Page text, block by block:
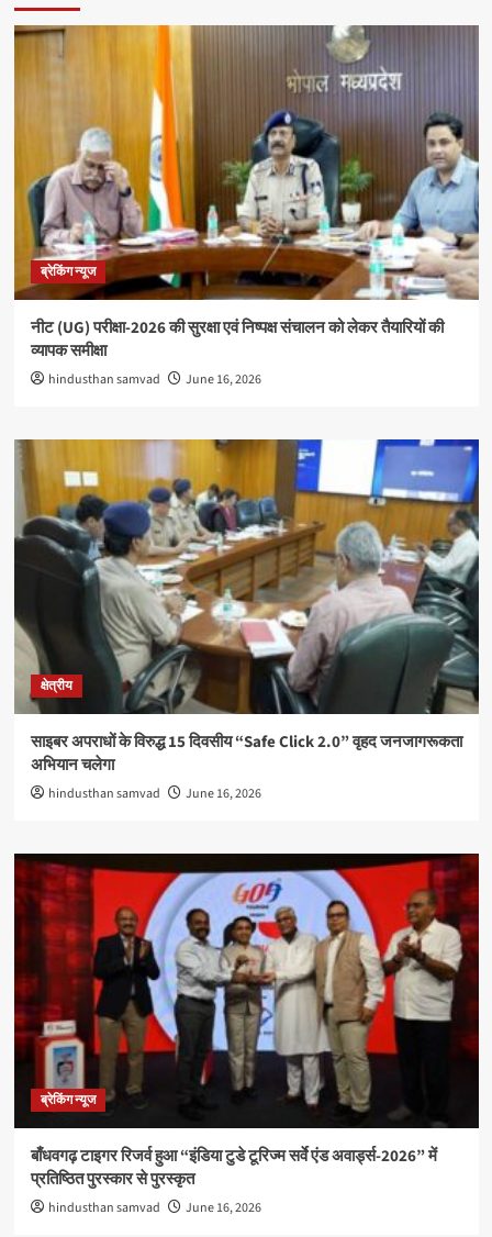
ब्रेकिंग न्यूज
नीट (UG) परीक्षा-2026 की सुरक्षा एवं निष्पक्ष संचालन को लेकर तैयारियों की
व्यापक समीक्षा
hindusthan samvad June 16, 2026
क्षेत्रीय
साइबर अपराधों के विरुद्ध 15 दिवसीय “Safe Click 2.0” वृहद जनजागरूकता
अभियान चलेगा
hindusthan samvad June 16, 2026
ब्रेकिंग न्यूज
बाँधवगढ़ टाइगर रिजर्व हुआ “इंडिया टुडे टूरिज्म सर्वे एंड अवार्ड्स-2026” में
प्रतिष्ठित पुरस्कार से पुरस्कृत
hindusthan samvad June 16, 2026